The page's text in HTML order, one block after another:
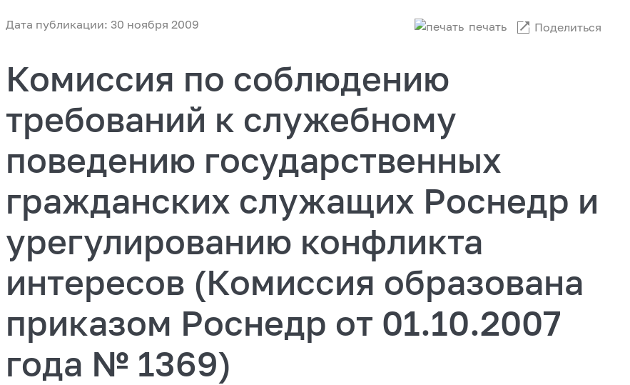
Дата публикации: 30 ноября 2009 печать Поделиться
Комиссия по соблюдению
требований к служебному
поведению государственных
гражданских служащих Роснедр и
урегулированию конфликта
интересов (Комиссия образована
приказом Роснедр от 01.10.2007
года № 1369)